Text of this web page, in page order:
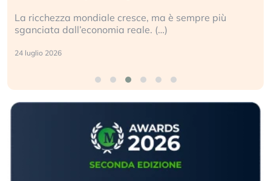
La ricchezza mondiale cresce, ma è sempre più
sganciata dall’economia reale. (…)
24 luglio 2026